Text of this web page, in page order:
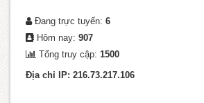
Đang trực tuyến: 6
Hôm nay: 907
Tổng truy cập: 1500
Địa chỉ IP: 216.73.217.106